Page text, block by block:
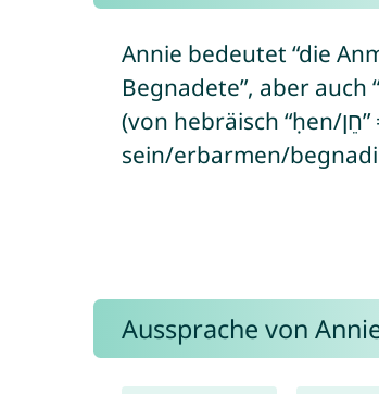
Annie bedeutet “die
Begnadete”, aber auch
(von hebräisch “ḥen/חֵן” = Gnade/Anmut bzw. “ḥanán/חָנַן” = gütig
sein/erbarmen/
Aussprache von